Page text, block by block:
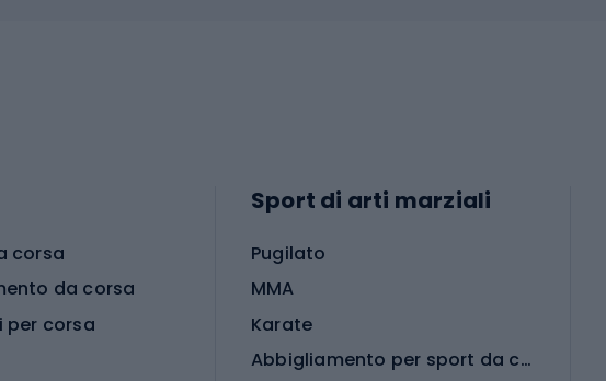
corsa
da corsa
per corsa
Sport di arti marziali
Pugilato
MMA
Karate
Abbigliamento per sport da combattimento